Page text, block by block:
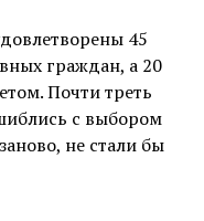
45
граждан, а 20
Почти треть
с выбором
не стали бы